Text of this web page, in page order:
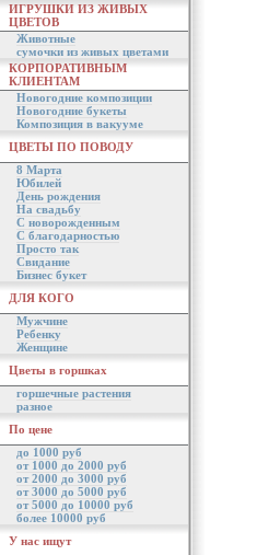
ИГРУШКИ ИЗ ЖИВЫХ
ЦВЕТОВ
Животные
сумочки из живых цветами
КОРПОРАТИВНЫМ
КЛИЕНТАМ
Новогодние композиции
Новогодние букеты
Композиция в вакууме
ЦВЕТЫ ПО ПОВОДУ
8 Марта
Юбилей
День рождения
На свадьбу
С новорожденным
С благодарностью
Просто так
Свидание
Бизнес букет
ДЛЯ КОГО
Мужчине
Ребенку
Женщине
Цветы в горшках
горшечные растения
разное
По цене
до 1000 руб
от 1000 до 2000 руб
от 2000 до 3000 руб
от 3000 до 5000 руб
от 5000 до 10000 руб
более 10000 руб
У нас ищут